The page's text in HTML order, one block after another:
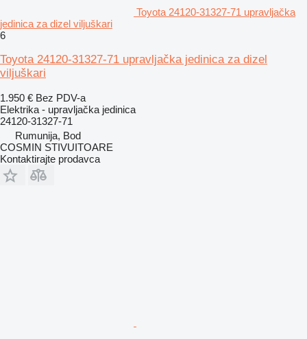
Toyota 24120-31327-71 upravljačka
jedinica za dizel viljuškari
6
Toyota 24120-31327-71 upravljačka jedinica za dizel
viljuškari
1.950 € Bez PDV-a
Elektrika - upravljačka jedinica
24120-31327-71
Rumunija, Bod
COSMIN STIVUITOARE
Kontaktirajte prodavca